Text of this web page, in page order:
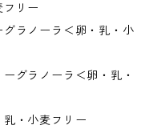
フリー
ラノーラ＜卵・乳・小
グラノーラ＜卵・乳・
乳・小麦フリー